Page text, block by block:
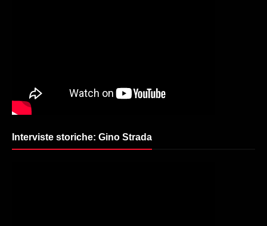
Interviste storiche: Gino Strada